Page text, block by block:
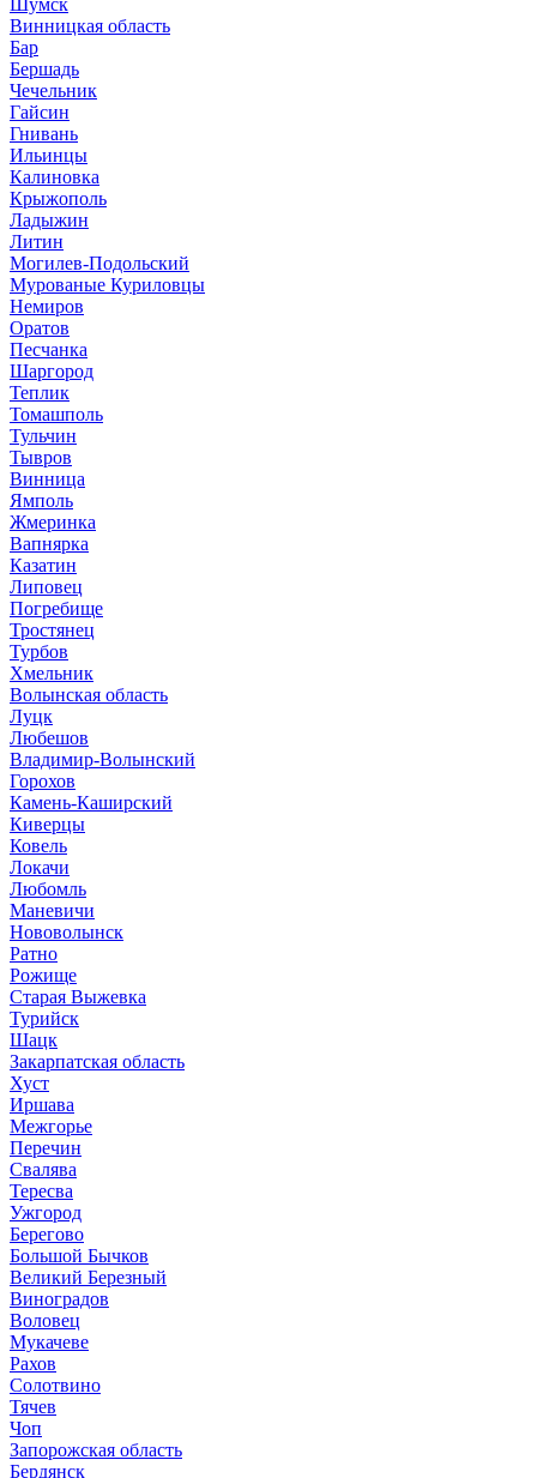
Шумск
Винницкая область
Бар
Бершадь
Чечельник
Гайсин
Гнивань
Ильинцы
Калиновка
Крыжополь
Ладыжин
Литин
Могилев-Подольский
Мурованые Куриловцы
Немиров
Оратов
Песчанка
Шаргород
Теплик
Томашполь
Тульчин
Тывров
Винница
Ямполь
Жмеринка
Вапнярка
Казатин
Липовец
Погребище
Тростянец
Турбов
Хмельник
Волынская область
Луцк
Любешов
Владимир-Волынский
Горохов
Камень-Каширский
Киверцы
Ковель
Локачи
Любомль
Маневичи
Нововолынск
Ратно
Рожище
Старая Выжевка
Турийск
Шацк
Закарпатская область
Хуст
Иршава
Межгорье
Перечин
Свалява
Тересва
Ужгород
Берегово
Большой Бычков
Великий Березный
Виноградов
Воловец
Мукачеве
Рахов
Солотвино
Тячев
Чоп
Запорожская область
Бердянск